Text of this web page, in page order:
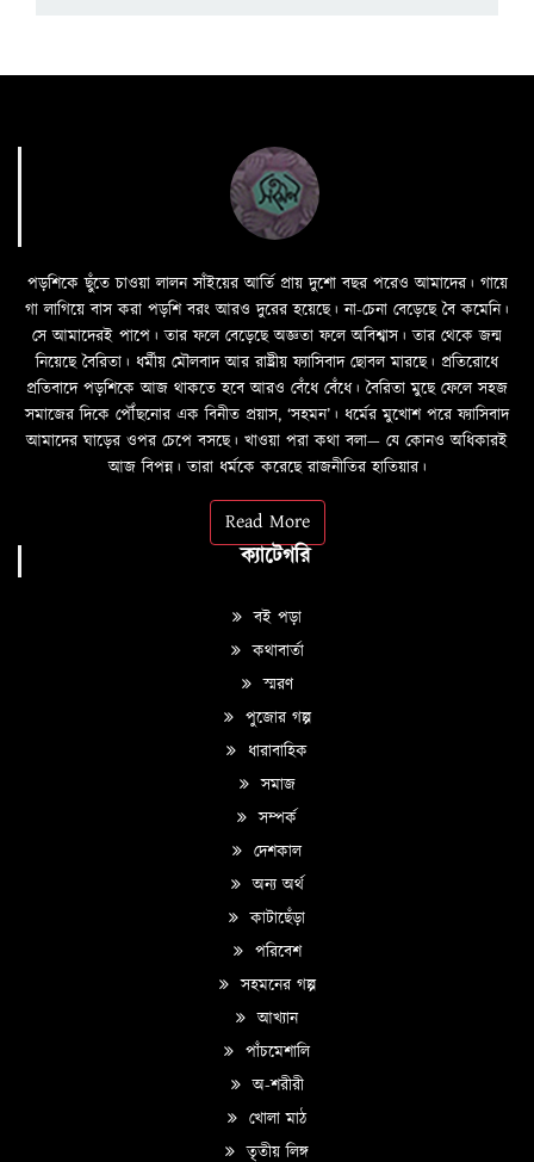
পড়শিকে ছুঁতে চাওয়া লালন সাঁইয়ের আর্তি প্রায় দুশো বছর পরেও আমাদের। গায়ে
গা লাগিয়ে বাস করা পড়শি বরং আরও দুরের হয়েছে। না-চেনা বেড়েছে বৈ কমেনি।
সে আমাদেরই পাপে। তার ফলে বেড়েছে অজ্ঞতা ফলে অবিশ্বাস। তার থেকে জন্ম
নিয়েছে বৈরিতা। ধর্মীয় মৌলবাদ আর রাষ্ট্রীয় ফ্যাসিবাদ ছোবল মারছে। প্রতিরোধে
প্রতিবাদে পড়শিকে আজ থাকতে হবে আরও বেঁধে বেঁধে। বৈরিতা মুছে ফেলে সহজ
সমাজের দিকে পৌঁছনোর এক বিনীত প্রয়াস, ‘সহমন’। ধর্মের মুখোশ পরে ফ্যাসিবাদ
আমাদের ঘাড়ের ওপর চেপে বসছে। খাওয়া পরা কথা বলা—­­ যে কোনও অধিকারই
আজ বিপন্ন। তারা ধর্মকে করেছে রাজনীতির হাতিয়ার।
Read More
ক্যাটেগরি
বই পড়া
কথাবার্তা
স্মরণ
পুজোর গল্প
ধারাবাহিক
সমাজ
সম্পর্ক
দেশকাল
অন্য অর্থ
কাটাছেঁড়া
পরিবেশ
সহমনের গল্প
আখ্যান
পাঁচমেশালি
অ-শরীরী
খোলা মাঠ
তৃতীয় লিঙ্গ